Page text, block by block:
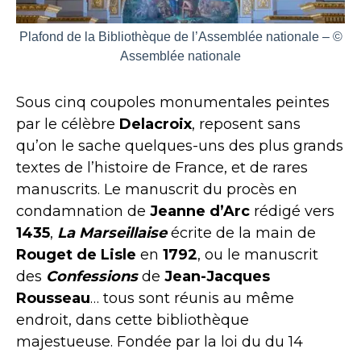
Plafond de la Bibliothèque de l’Assemblée nationale – ©
Assemblée nationale
Sous cinq coupoles monumentales peintes
par le célèbre Delacroix, reposent sans
qu’on le sache quelques-uns des plus grands
textes de l’histoire de France, et de rares
manuscrits. Le manuscrit du procès en
condamnation de Jeanne d’Arc rédigé vers
1435, La Marseillaiseécrite de la main de
Rouget de Lisle en 1792, ou le manuscrit
des Confessionsde Jean-Jacques
Rousseau… tous sont réunis au même
endroit, dans cette bibliothèque
majestueuse. Fondée par la loi du du 14